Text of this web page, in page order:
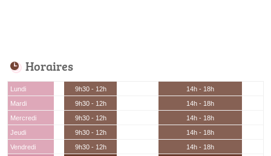
Horaires
Lundi 9h30 - 12h
14h - 18h
Mardi
9h30 - 12h
14h - 18h
Mercredi
9h30 - 12h
14h - 18h
Jeudi
9h30 - 12h
14h - 18h
Vendredi
9h30 - 12h
14h - 18h